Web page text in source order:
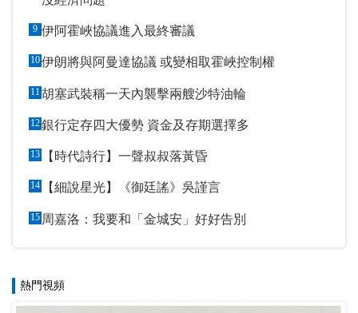
9 伊阿霍峽協議進入最終審議
10 伊朗將與阿曼達協議 或變相取霍峽控制權
11 胡塞武裝稱一天內襲擊兩艘沙特油輪
12 銀行定存四大優勢 資金及存期選擇多
13 【時代詩行】一聲叔叔落黃昏
14 【細說星光】《御廷謠》吳謹言
15 周嘉洛：我要和「金城安」好好告別
熱門視頻